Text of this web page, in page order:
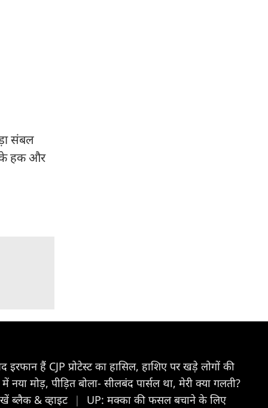
संबल
हक और
इरफान हैं CJP प्रोटेस्ट का हासिल, हाशिए पर खड़े लोगों की
नया मोड़, पीड़ित बोला- सीलबंद पार्सल था, मेरी क्या गलती?
ब्लैक & व्हाइट |
UP: मक्का की फसल बचाने के लिए